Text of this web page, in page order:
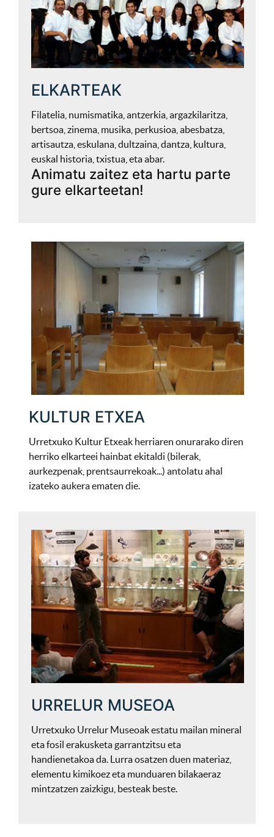
ELKARTEAK
Filatelia, numismatika, antzerkia, argazkilaritza,
bertsoa, zinema, musika, perkusioa, abesbatza,
artisautza, eskulana, dultzaina, dantza, kultura,
euskal historia, txistua, eta abar.
Animatu zaitez eta hartu parte
gure elkarteetan!
KULTUR ETXEA
Urretxuko Kultur Etxeak herriaren onurarako diren
herriko elkarteei hainbat ekitaldi (bilerak,
aurkezpenak, prentsaurrekoak...) antolatu ahal
izateko aukera ematen die.
URRELUR MUSEOA
Urretxuko Urrelur Museoak estatu mailan mineral
eta fosil erakusketa garrantzitsu eta
handienetakoa da. Lurra osatzen duen materiaz,
elementu kimikoez eta munduaren bilakaeraz
mintzatzen zaizkigu, besteak beste.